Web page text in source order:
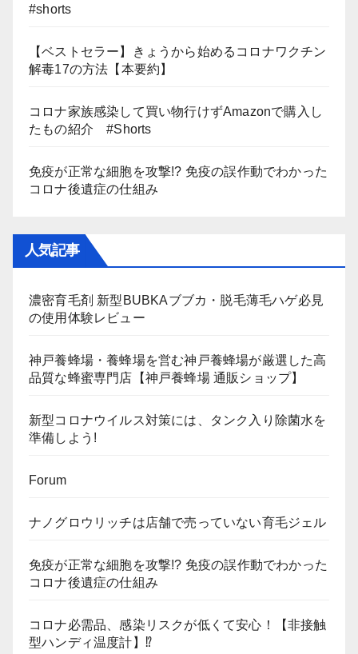
#shorts
【ベストセラー】きょうから始めるコロナワクチン
解毒17の方法【本要約】
コロナ家族感染して買い物行けずAmazonで購入し
たもの紹介 #Shorts
免疫が正常な細胞を攻撃!? 免疫の誤作動でわかった
コロナ後遺症の仕組み
人気記事
濃密育毛剤 新型BUBKAブブカ・脱毛薄毛ハゲ必見
の使用体験レビュー
神戸養蜂場・養蜂場を営む神戸養蜂場が厳選した高
品質な蜂蜜専門店【神戸養蜂場 通販ショップ】
新型コロナウイルス対策には、タンク入り除菌水を
準備しよう!
Forum
ナノグロウリッチは店舗で売っていない育毛ジェル
免疫が正常な細胞を攻撃!? 免疫の誤作動でわかった
コロナ後遺症の仕組み
コロナ必需品、感染リスクが低くて安心！【非接触
型ハンディ温度計】⁉